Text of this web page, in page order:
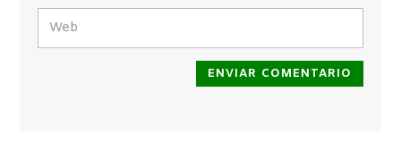
ENVIAR COMENTARIO